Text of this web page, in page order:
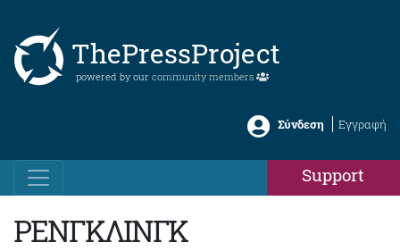
ThePressProject
powered by our community members
Σύνδεση Εγγραφή
Support
ΡΕΝΓΚΛΙΝΓΚ